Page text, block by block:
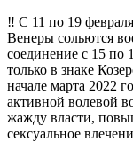
‼️ С 11 по 19
Венеры сольются
соединение с 15 по
только в знаке
начале марта 2022
активной волевой
жажду власти,
сексуальное